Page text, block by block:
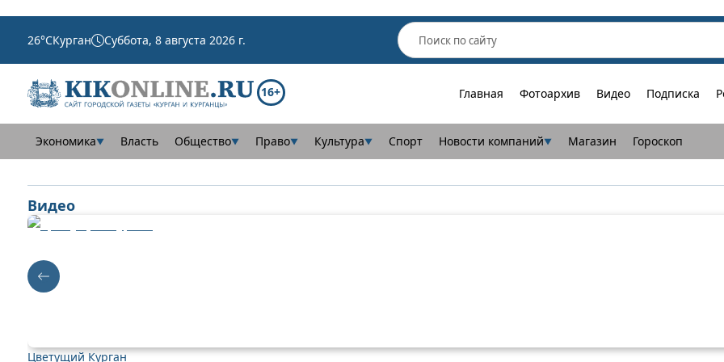
26°CКурган Суббота, 8 августа 2026 г.
16+ Главная Фотоархив Видео Подписка
Экономика▼ Власть Общество▼ Право▼ Культура▼ Спорт Новости компаний▼ Магазин Гороскоп
Видео
Цветущий Курган